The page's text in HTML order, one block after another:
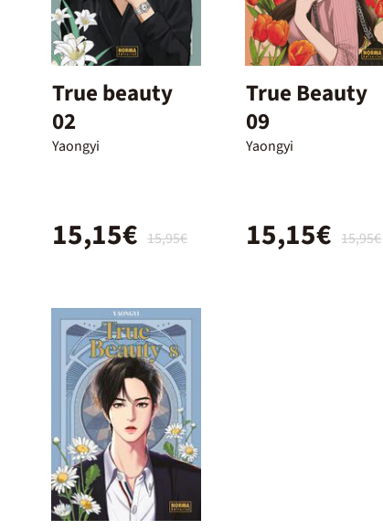
True beauty
02
Yaongyi
15,95€
15,15€
True Beauty
09
Yaongyi
15,95€
15,15€